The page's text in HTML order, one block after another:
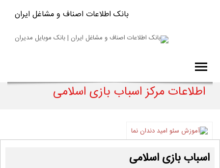
بانک اطلاعات اصناف و مشاغل ایران
اطلاعات مرکز اسباب بازی اسلامی
اسباب بازی اسلامی